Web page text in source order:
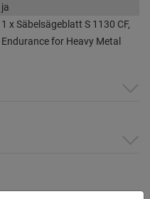
ja
1 x Säbelsägeblatt S 1130 CF,
Endurance for Heavy Metal